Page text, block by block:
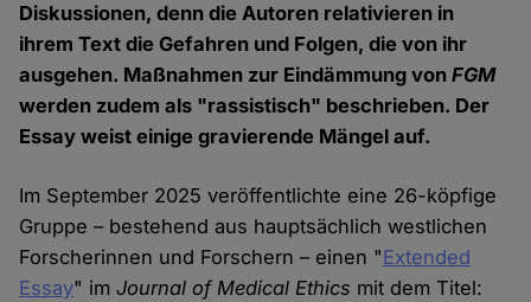
Diskussionen, denn die Autoren relativieren in
ihrem Text die Gefahren und Folgen, die von ihr
ausgehen. Maßnahmen zur Eindämmung vonFGM
werden zudem als "rassistisch" beschrieben. Der
Essay weist einige gravierende Mängel auf.
Im September 2025 veröffentlichte eine 26-köpfige
Gruppe – bestehend aus hauptsächlich westlichen
Forscherinnen und Forschern – einen "Extended
Essay" imJournal of Medical Ethics mit dem Titel: